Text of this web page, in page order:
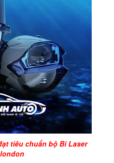
tiêu chuẩn bộ Bi Laser